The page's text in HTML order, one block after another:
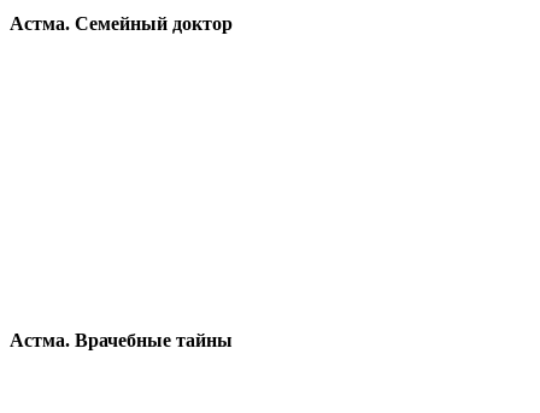
Астма. Семейный доктор
Астма. Врачебные тайны